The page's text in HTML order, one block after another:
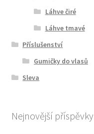
Láhve čiré
Láhve tmavé
Příslušenství
Gumičky do vlasů
Sleva
Nejnovější příspěvky